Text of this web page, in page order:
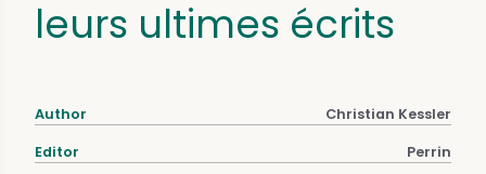
leurs ultimes écrits
Author Christian Kessler
Editor Perrin